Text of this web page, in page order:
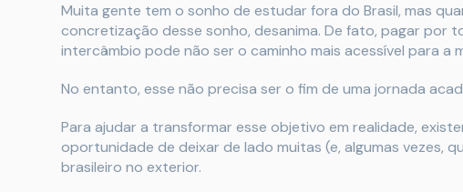
Muita gente tem o sonho de estudar fora do Brasil, mas
concretização desse sonho, desanima. De fato, pagar por
intercâmbio pode não ser o caminho mais acessível para a
No entanto, esse não precisa ser o fim de uma jornada
Para ajudar a transformar esse objetivo em realidade,
oportunidade de deixar de lado muitas (e, algumas vezes,
brasileiro no exterior.